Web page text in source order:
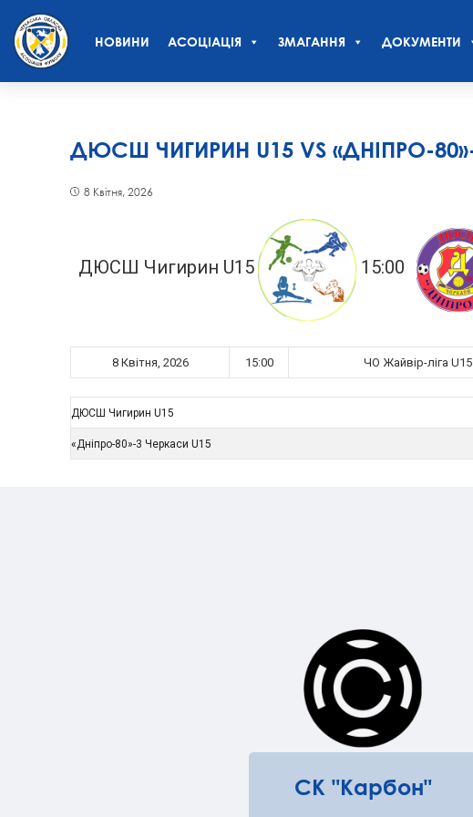
НОВИНИ АСОЦІАЦІЯ ЗМАГАННЯ ДОКУМЕНТИ
ДЮСШ ЧИГИРИН U15 VS «ДНІПРО-
8 Квітня, 2026
ДЮСШ Чигирин U15 15:00
8 Квітня, 2026 15:00 ЧО Жайвір-ліга
ДЮСШ Чигирин U15
«Дніпро-80»-3 Черкаси U15
СК "Карбон"